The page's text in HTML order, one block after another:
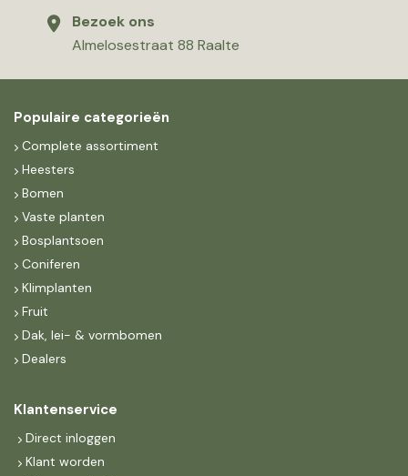
Bezoek ons
Almelosestraat 88 Raalte
Populaire categorieën
Complete assortiment
Heesters
Bomen
Vaste planten
Bosplantsoen
Coniferen
Klimplanten
Fruit
Dak, lei- & vormbomen
Dealers
Klantenservice
Direct inloggen
Klant worden